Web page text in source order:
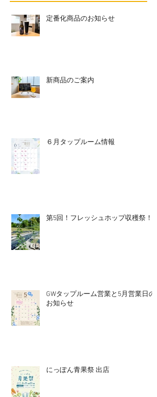
定番化商品のお知らせ
新商品のご案内
６月タップルーム情報
第5回！フレッシュホップ収穫祭！
GWタップルーム営業と5月営業日の
お知らせ
にっぽん青果祭 出店